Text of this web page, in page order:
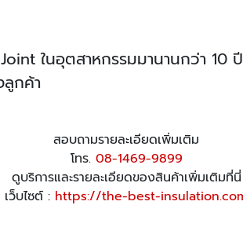
ในอุตสาหกรรมมานานกว่า 10 ปี
กค้า
สอบถามรายละเอียดเพิ่มเติม
โทร. 08-1469-9899
ดูบริการและรายละเอียดของสินค้าเพิ่มเติมที่นี่
เว็บไซต์ : https://the-best-